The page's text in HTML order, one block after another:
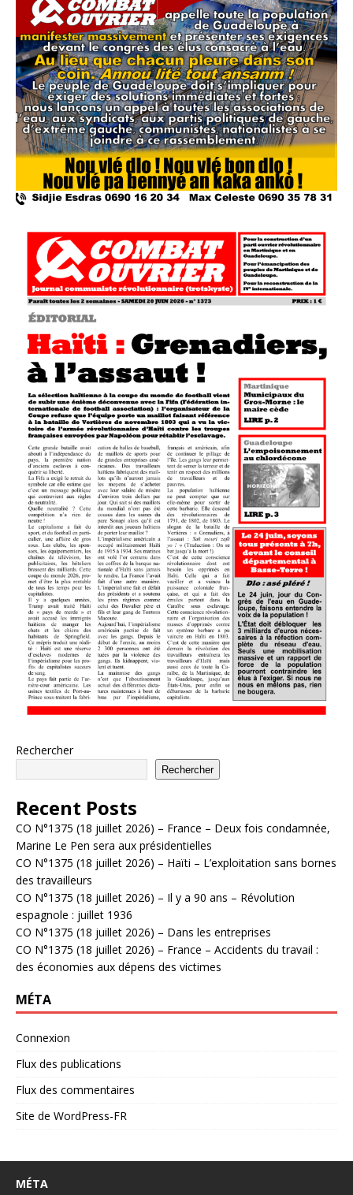
Rechercher
Rechercher
Recent Posts
CO N°1375 (18 juillet 2026) – France – Deux fois condamnée,
Marine Le Pen sera aux présidentielles
CO N°1375 (18 juillet 2026) – Haïti – L’exploitation sans bornes
des travailleurs
CO N°1375 (18 juillet 2026) – Il y a 90 ans – Révolution
espagnole : juillet 1936
CO N°1375 (18 juillet 2026) – Dans les entreprises
CO N°1375 (18 juillet 2026) – France – Accidents du travail :
des économies aux dépens des victimes
MÉTA
Connexion
Flux des publications
Flux des commentaires
Site de WordPress-FR
MÉTA